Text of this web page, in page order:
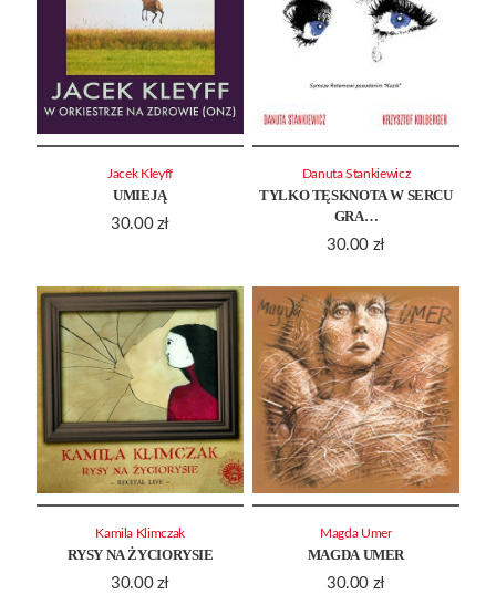
UMIEJĄ
30.00 zł
Jacek Kleyff
TYLKO TĘSKNOTA W SERCU
GRA…
30.00 zł
Danuta Stankiewicz
RYSY NA ŻYCIORYSIE
30.00 zł
Kamila Klimczak
MAGDA UMER
30.00 zł
Magda Umer